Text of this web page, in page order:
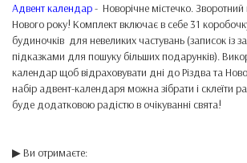
Адвент календар- Новорічне містечко. Зворотний
Нового року! Комплект включає в себе 31
будиночків для невеликих частувань (записок із
підказками для пошуку більших подарунків).
календар щоб відраховувати дні до Різдва та
набір адвент-календаря можна зібрати і склеїти
буде додатковою радістю в очікуванні свята!
▶ Ви отримаєте: